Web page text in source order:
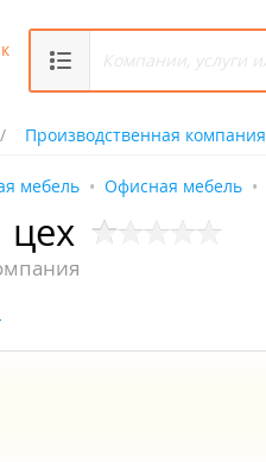
Производственная компания
мебель Офисная мебель